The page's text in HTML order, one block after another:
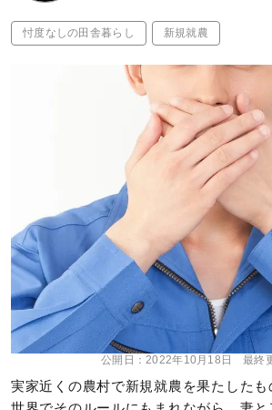
忖度なしの田舎暮らし 新規就農
公開日：2022年10月18日 最終
実家近くの農村で新規就農を果たした